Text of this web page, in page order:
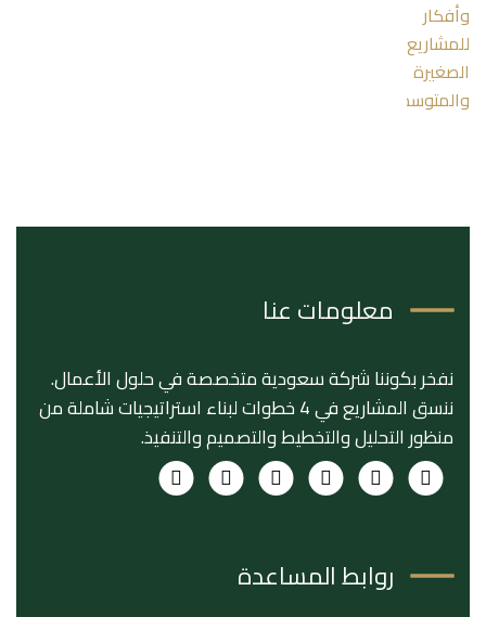
معلومات عنا
نفخر بكوننا شركة سعودية متخصصة في حلول الأعمال.
ننسق المشاريع في 4 خطوات لبناء استراتيجيات شاملة من
منظور التحليل والتخطيط والتصميم والتنفيذ.
روابط المساعدة